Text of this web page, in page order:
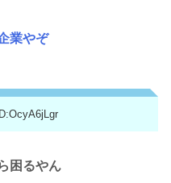
業やぞ
ID:OcyA6jLgr
困るやん